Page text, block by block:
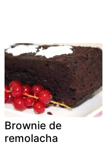
Brownie de
remolacha